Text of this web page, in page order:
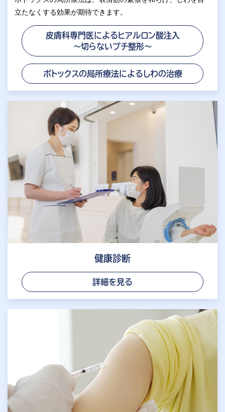
立たなくする効果が期待できます。
皮膚科専門医によるヒアルロン酸注入
～切らないプチ整形～
ボトックスの局所療法による しわの治療
健康診断
詳細を見る